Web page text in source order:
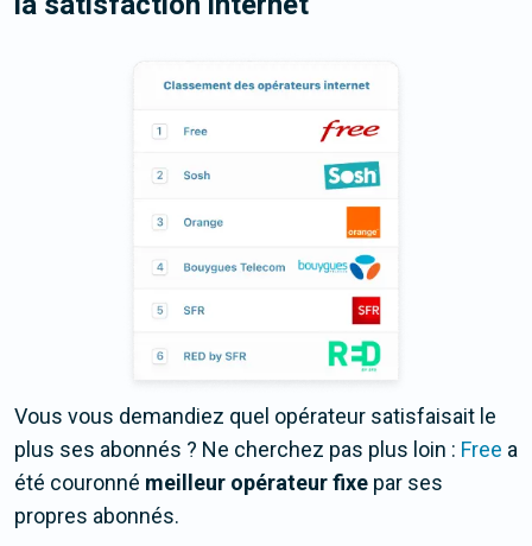
Vous vous demandiez quel opérateur satisfaisait le
plus ses abonnés ? Ne cherchez pas plus loin : Free a
été couronné meilleur opérateur fixe par ses
propres abonnés.